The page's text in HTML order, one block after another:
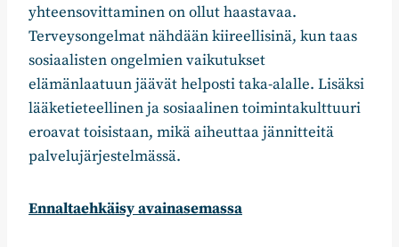
yhteensovittaminen on ollut haastavaa.
Terveysongelmat nähdään kiireellisinä, kun taas
sosiaalisten ongelmien vaikutukset
elämänlaatuun jäävät helposti taka-alalle. Lisäksi
lääketieteellinen ja sosiaalinen toimintakulttuuri
eroavat toisistaan, mikä aiheuttaa jännitteitä
palvelujärjestelmässä.
Ennaltaehkäisy avainasemassa